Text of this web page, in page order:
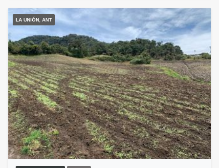
LA UNIÓN, ANT